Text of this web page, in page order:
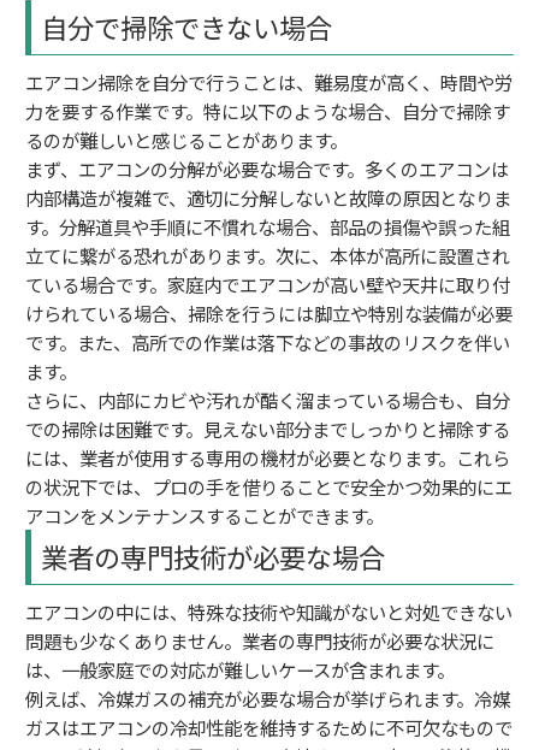
自分で掃除できない場合
エアコン掃除を自分で行うことは、難易度が高く、時間や労
力を要する作業です。特に以下のような場合、自分で掃除す
るのが難しいと感じることがあります。
まず、エアコンの分解が必要な場合です。多くのエアコンは
内部構造が複雑で、適切に分解しないと故障の原因となりま
す。分解道具や手順に不慣れな場合、部品の損傷や誤った組
立てに繋がる恐れがあります。次に、本体が高所に設置され
ている場合です。家庭内でエアコンが高い壁や天井に取り付
けられている場合、掃除を行うには脚立や特別な装備が必要
です。また、高所での作業は落下などの事故のリスクを伴い
ます。
さらに、内部にカビや汚れが酷く溜まっている場合も、自分
での掃除は困難です。見えない部分までしっかりと掃除する
には、業者が使用する専用の機材が必要となります。これら
の状況下では、プロの手を借りることで安全かつ効果的にエ
アコンをメンテナンスすることができます。
業者の専門技術が必要な場合
エアコンの中には、特殊な技術や知識がないと対処できない
問題も少なくありません。業者の専門技術が必要な状況に
は、一般家庭での対応が難しいケースが含まれます。
例えば、冷媒ガスの補充が必要な場合が挙げられます。冷媒
ガスはエアコンの冷却性能を維持するために不可欠なもので